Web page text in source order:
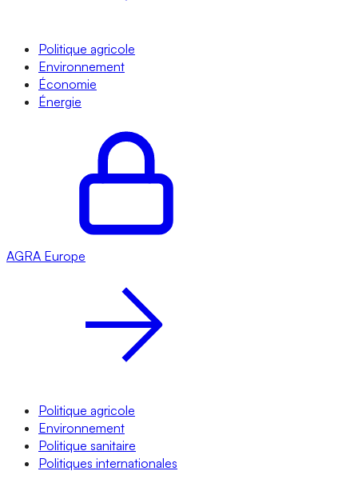
Politique agricole
Environnement
Économie
Énergie
AGRA Europe
Politique agricole
Environnement
Politique sanitaire
Politiques internationales